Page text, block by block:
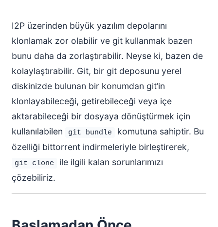
I2P üzerinden büyük yazılım depolarını
klonlamak zor olabilir ve git kullanmak bazen
bunu daha da zorlaştırabilir. Neyse ki, bazen de
kolaylaştırabilir. Git, bir git deposunu yerel
diskinizde bulunan bir konumdan git’in
klonlayabileceği, getirebileceği veya içe
aktarabileceği bir dosyaya dönüştürmek için
kullanılabilen
git bundle
komutuna sahiptir. Bu
özelliği bittorrent indirmeleriyle birleştirerek,
git clone
ile ilgili kalan sorunlarımızı
çözebiliriz.